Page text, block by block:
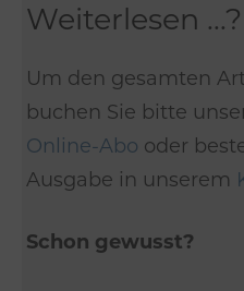
Weiterlesen ...?
Um den gesamten
buchen Sie bitte
Online-Abo oder
Ausgabe in unserem
Schon gewusst?